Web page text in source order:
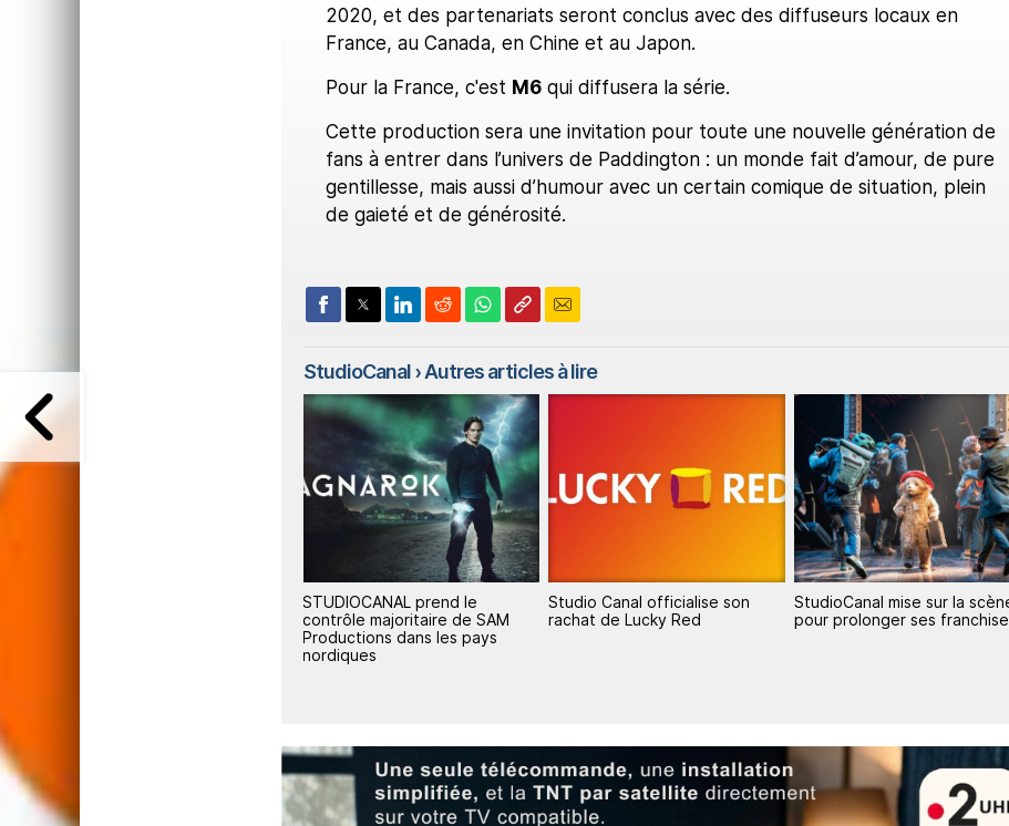
2020, et des partenariats seront conclus avec des diffuseurs locaux en
France, au Canada, en Chine et au Japon.
Pour la France, c'est M6qui diffusera la série.
Cette production sera une invitation pour toute une nouvelle génération de
fans à entrer dans l’univers de Paddington : un monde fait d’amour, de pure
gentillesse, mais aussi d’humour avec un certain comique de situation, plein
de gaieté et de générosité.
StudioCanal› Autres articles à lire
Studio Canal officialise son
rachat de Lucky Red
StudioCanal mise sur la scène
pour prolonger ses franchises
StudioCanal mise sur Brock
Media pour concurrencer les